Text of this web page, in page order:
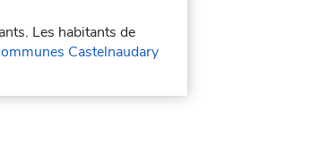
Les habitants de
Castelnaudary